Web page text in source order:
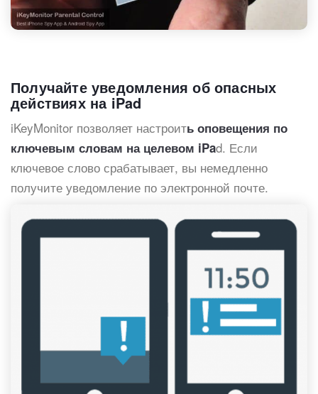
Получайте уведомления об опасных
действиях на iPad
iKeyMonitor позволяет настроить оповещения по
ключевым словам на целевом iPad. Если
ключевое слово срабатывает, вы немедленно
получите уведомление по электронной почте.